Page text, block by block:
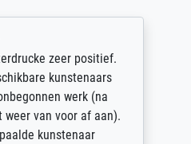
zeer positief.
kunstenaars
werk (na
van voor af aan).
kunstenaar